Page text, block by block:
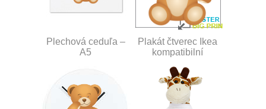
Plechová ceduľa –
A5
Plakát čtverec Ikea
kompatibilní